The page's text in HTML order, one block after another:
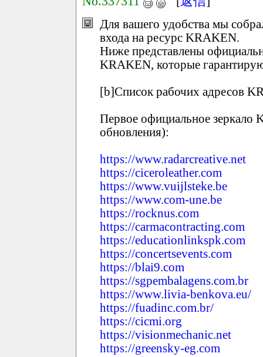
Для вашего удобства мы
входа на ресурс KRAKEN.
Ниже представлены
KRAKEN, которые
[b]Список рабочих адресов
Первое официальное зеркало
обновления):
https://www.radarcreative.net
https://ciceroleather.com
https://www.vuijlsteke.be
https://www.com-une.be
https://rocknus.com
https://carmacontracting.com
https://educationlinkspk.com
https://concertsevents.com
https://blai9.com
https://sgpembalagens.com.br
https://www.livia-benkova.eu/
https://fuadinc.com.br/
https://cicmi.org
https://visionmechanic.net
https://greensky-eg.com